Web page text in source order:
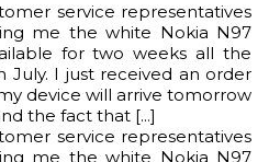
me the white Nokia N97
for two weeks all the
July. I just received an order
device will arrive tomorrow
the fact that [...]
service representatives
me the white Nokia N97